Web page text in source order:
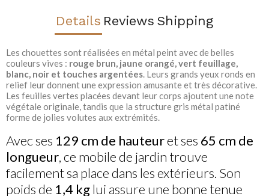
Details Reviews Shipping
Les chouettes sont réalisées en métal peint avec de belles
couleurs vives : rouge brun, jaune orangé, vert feuillage,
blanc, noir et touches argentées. Leurs grands yeux ronds en
relief leur donnent une expression amusante et très décorative.
Les feuilles vertes placées devant leur corps ajoutent une note
végétale originale, tandis que la structure gris métal patiné
forme de jolies volutes aux extrémités.
Avec ses 129 cm de hauteuret ses 65 cm de
longueur, ce mobile de jardin trouve
facilement sa place dans les extérieurs. Son
poids de 1,4 kglui assure une bonne tenue